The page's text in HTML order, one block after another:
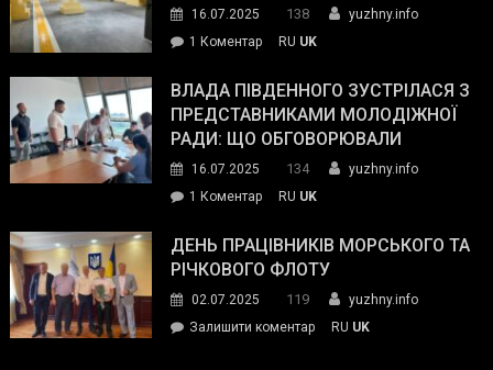
спільний
окупанти.
Маємо
діяти
команда
пожежу
у
16.07.2025 138
yuzhny.info
1 Коментардо
Південного
провів
інспекцію
RU UK
ВЛАДА ПІВДЕННОГО ЗУСТРІЛАСЯ З
ПРЕДСТАВНИКАМИ МОЛОДІЖНОЇ
РАДИ: ЩО ОБГОВОРЮВАЛИ
16.07.2025 134
yuzhny.info
1 Коментардо
Південного
зустрілася
представниками
молодіжної
RU UK
ДЕНЬ ПРАЦІВНИКІВ МОРСЬКОГО ТА
РІЧКОВОГО ФЛОТУ
02.07.2025 119
yuzhny.info
Залишити коментарon
RU UK